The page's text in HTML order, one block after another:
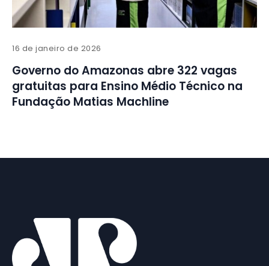
16 de janeiro de 2026
Governo do Amazonas abre 322 vagas
gratuitas para Ensino Médio Técnico na
Fundação Matias Machline